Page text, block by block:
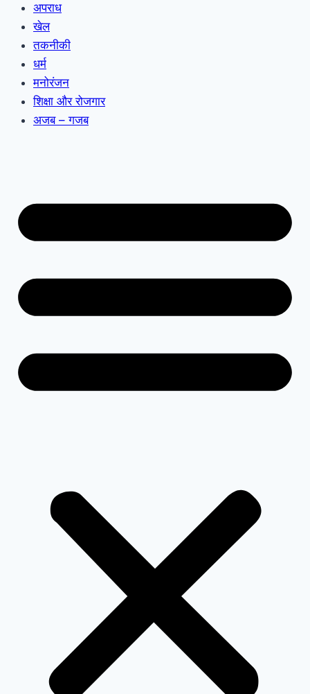
अपराध
खेल
तकनीकी
धर्म
मनोरंजन
शिक्षा और रोजगार
अजब – गजब